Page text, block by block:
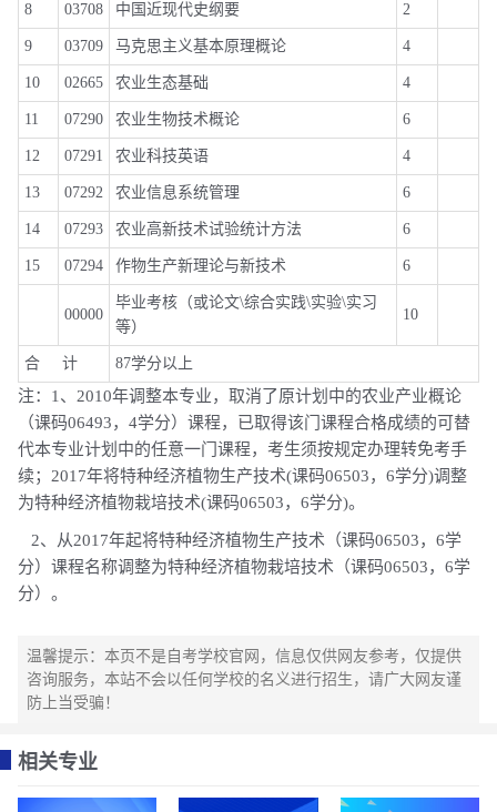
8 03708 中国近现代史纲要 2
9 03709 马克思主义基本原理概论 4
10 02665 农业生态基础 4
11 07290 农业生物技术概论 6
12 07291 农业科技英语 4
13 07292 农业信息系统管理 6
14 07293 农业高新技术试验统计方法 6
15 07294 作物生产新理论与新技术 6
00000
毕业考核（或论文\综合实践\实验\实习
等）
10
合 计 87学分以上
注：1、2010年调整本专业，取消了原计划中的农业产业概论
（课码06493，4学分）课程，已取得该门课程合格成绩的可替
代本专业计划中的任意一门课程，考生须按规定办理转免考手
续；2017年将特种经济植物生产技术(课码06503，6学分)调整
为特种经济植物栽培技术(课码06503，6学分)。
2、从2017年起将特种经济植物生产技术（课码06503，6学
分）课程名称调整为特种经济植物栽培技术（课码06503，6学
分）。
温馨提示：本页不是自考学校官网，信息仅供网友参考，仅提供
咨询服务，本站不会以任何学校的名义进行招生，请广大网友谨
防上当受骗！
相关专业